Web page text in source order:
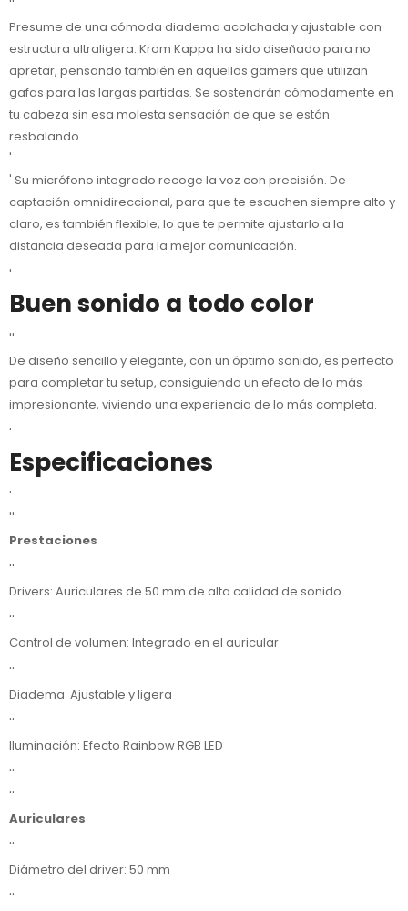
''
Presume de una cómoda diadema acolchada y ajustable con
estructura ultraligera. Krom Kappa ha sido diseñado para no
apretar, pensando también en aquellos gamers que utilizan
gafas para las largas partidas. Se sostendrán cómodamente en
tu cabeza sin esa molesta sensación de que se están
resbalando.
'
' Su micrófono integrado recoge la voz con precisión. De
captación omnidireccional, para que te escuchen siempre alto y
claro, es también flexible, lo que te permite ajustarlo a la
distancia deseada para la mejor comunicación.
'
Buen sonido a todo color
''
De diseño sencillo y elegante, con un óptimo sonido, es perfecto
para completar tu setup, consiguiendo un efecto de lo más
impresionante, viviendo una experiencia de lo más completa.
'
Especificaciones
'
''
Prestaciones
''
Drivers: Auriculares de 50 mm de alta calidad de sonido
''
Control de volumen: Integrado en el auricular
''
Diadema: Ajustable y ligera
''
Iluminación: Efecto Rainbow RGB LED
''
''
Auriculares
''
Diámetro del driver: 50 mm
''